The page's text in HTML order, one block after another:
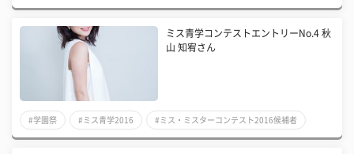
ミス青学コンテストエントリーNo.4 秋
山 知宥さん
#学園祭 #ミス青学2016 #ミス・ミスターコンテスト2016候補者